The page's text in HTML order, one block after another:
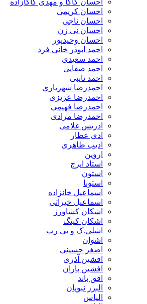
احسان کاکا و مهدی کاکازاده
احسان کریمی
احسان ناجی
احسان نی زن
احسان وحیدپور
احمد ابوذر خانی فرد
احمد سعیدی
احمد صفایی
احمد نایبی
احمدرضا شهریاری
احمدرضا عزیزی
احمدرضا فهیمی
احمدرضا مرادی
ادریس غلامی
ادی عطار
ادیب طاهری
اروین
استاد ایرج
استون
استونا
اسماعیل خانزاده
اسماعیل خیراتی
اشکان کشاورز
اشکان کینگ
اشلی.ک و بی رپ
اشوان
اصغر حسینی
افشین آذری
افشین باران
افق باند
البرز نبویان
الیاس